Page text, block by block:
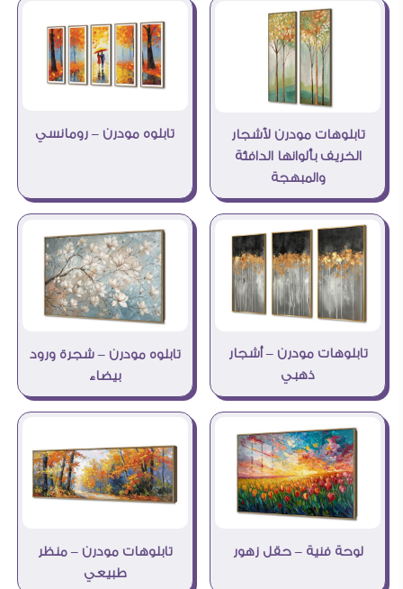
تابلوهات مودرن لأشجار
الخريف بألوانها الدافئة
والمبهجة
تابلوه مودرن – رومانسي
تابلوهات مودرن – أشجار
ذهبي
تابلوه مودرن – شجرة ورود
بيضاء
لوحة فنية – حقل زهور
تابلوهات مودرن – منظر
طبيعي